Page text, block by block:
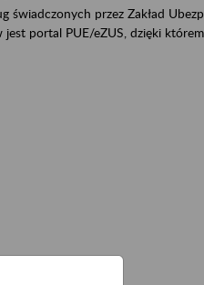
przez Zakład
portal PUE/eZUS, dzięki